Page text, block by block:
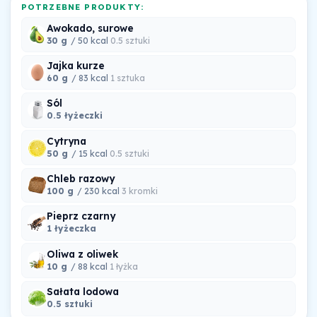
POTRZEBNE PRODUKTY:
Awokado, surowe
30 g / 50 kcal 0.5 sztuki
Jajka kurze
60 g / 83 kcal 1 sztuka
Sól
0.5 łyżeczki
Cytryna
50 g / 15 kcal 0.5 sztuki
Chleb razowy
100 g / 230 kcal 3 kromki
Pieprz czarny
1 łyżeczka
Oliwa z oliwek
10 g / 88 kcal 1 łyżka
Sałata lodowa
0.5 sztuki